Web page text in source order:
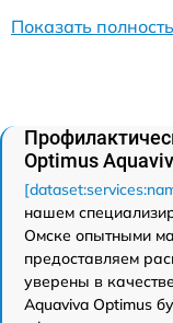
Показать
Optimus
нашем
Омске опытными
предоставляем
уверены в
Aquaviva Optimus